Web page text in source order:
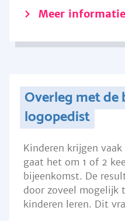
Meer informatie
Overleg met de
logopedist
Kinderen krijgen
gaat het om 1 of 2
bijeenkomst. De
door zoveel mogelijk
kinderen leren. Dit